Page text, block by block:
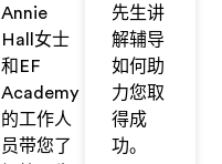
Annie
Hall女士
和EF
Academy
的工作人
员带您了
先生讲
解辅导
如何助
力您取
得成
功。